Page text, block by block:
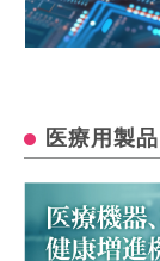
医療用製品